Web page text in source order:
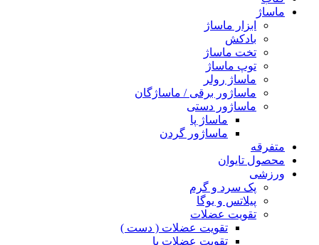
ماساژ
ابزار ماساژ
بادکش
تخت ماساژ
توپ ماساژ
ماساژ رولر
ماساژور برقی / ماساژگان
ماساژور دستی
ماساژ پا
ماساژور گردن
متفرقه
محصول تایوان
ورزشی
پک سرد و گرم
پیلاتس و یوگا
تقویت عضلات
تقویت عضلات ( دست )
تقویت عضلات پا